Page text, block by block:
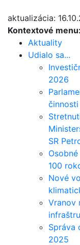
Kontextové menu:
Aktuality
Udialo sa...
2026
činnosti
SR
100
Nové
Vranov
Správa
2025
aktualizácia: